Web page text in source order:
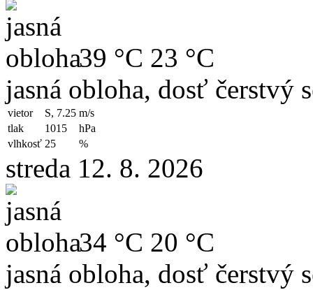
39 °C 23 °C
jasná obloha, dosť čerstvý
vietor S, 7.25 m/s
tlak
1015
hPa
vlhkosť 25 %
streda 12. 8. 2026
34 °C 20 °C
jasná obloha, dosť čerstvý